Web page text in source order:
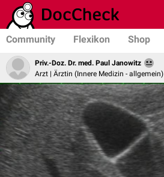
Community Flexikon Shop
Priv.-Doz. Dr. med. Paul Janowitz
Arzt | Ärztin (Innere Medizin - allgemein)